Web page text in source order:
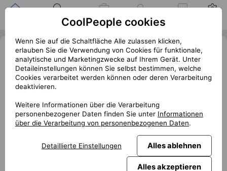
Position
Jobs
Umělá inteligence má obrovskou
uhlíkovou stopu. Nejzatěžující je
generování obrázků
« Zurück
Dnes běžně užívaná generativní umělá inteligence, která
není úplně zadarmo. A nejde tu teď o peníze. AI má prý
obrovskou uhlíkovou stopu.
CoolPeople cookies
Wenn Sie auf die Schaltfläche Alle zulassen klicken,
erlauben Sie die Verwendung von Cookies für funktionale,
analytische und Marketingzwecke auf Ihrem Gerät. Unter
Detaileinstellungen können Sie selbst bestimmen, welche
Cookies verarbeitet werden können oder deren Verarbeitung
deaktivieren.
Weitere Informationen über die Verarbeitung
personenbezogener Daten finden Sie unter Informationen
über die Verarbeitung von personenbezogenen Daten.
Detaillierte Einstellungen Alles ablehnen
Alles akzeptieren